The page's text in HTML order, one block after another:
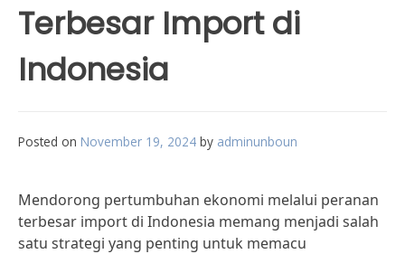
Terbesar Import di
Indonesia
Posted on November 19, 2024 by adminunboun
Mendorong pertumbuhan ekonomi melalui peranan
terbesar import di Indonesia memang menjadi salah
satu strategi yang penting untuk memacu